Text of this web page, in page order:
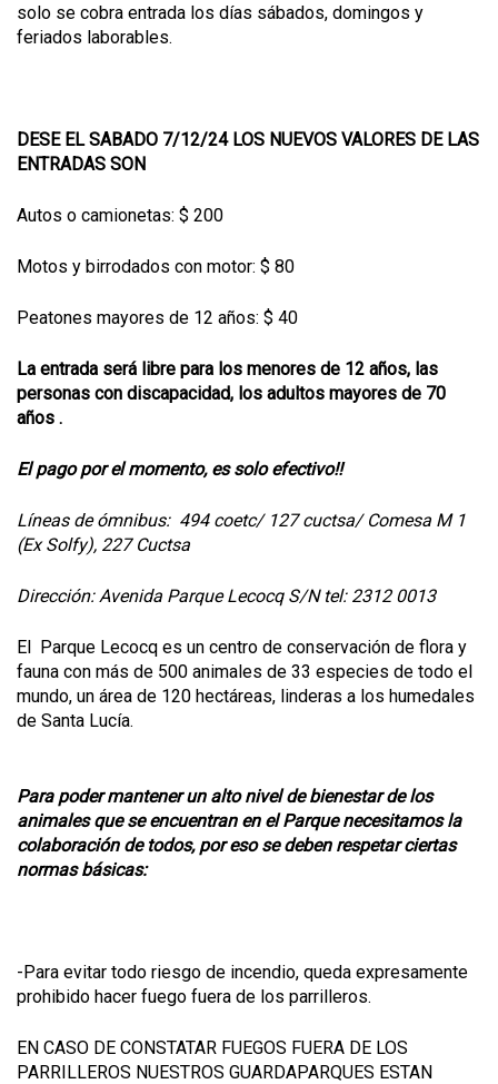
solo se cobra entrada los días sábados, domingos y
feriados laborables.
DESE EL SABADO 7/12/24 LOS NUEVOS VALORES DE LAS
ENTRADAS SON
Autos o camionetas: $ 200
Motos y birrodados con motor: $ 80
Peatones mayores de 12 años: $ 40
La entrada será libre para los menores de 12 años, las
personas con discapacidad, los adultos mayores de 70
años .
El pago por el momento, es solo efectivo!!
Líneas de ómnibus: 494 coetc/ 127 cuctsa/ Comesa M 1
(Ex Solfy), 227 Cuctsa
Dirección: Avenida Parque Lecocq S/N tel: 2312 0013
El Parque Lecocq es un centro de conservación de flora y
fauna con más de 500 animales de 33 especies de todo el
mundo, un área de 120 hectáreas, linderas a los humedales
de Santa Lucía.
Para poder mantener un alto nivel de bienestar de los
animales que se encuentran en el Parque necesitamos la
colaboración de todos, por eso se deben respetar ciertas
normas básicas:
-Para evitar todo riesgo de incendio, queda expresamente
prohibido hacer fuego fuera de los parrilleros.
EN CASO DE CONSTATAR FUEGOS FUERA DE LOS
PARRILLEROS NUESTROS GUARDAPARQUES ESTAN